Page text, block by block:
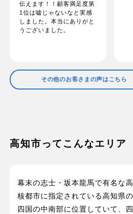
伝えます！！顧客満足度第
1位は嘘じゃないなと実感
しました。本当にありがと
うございました。
その他のお客さまの声はこちら
高知市ってこんなエリア
幕末の志士・坂本龍馬で有名な
核都市に指定されている高知県
四国の中南部に位置していて、